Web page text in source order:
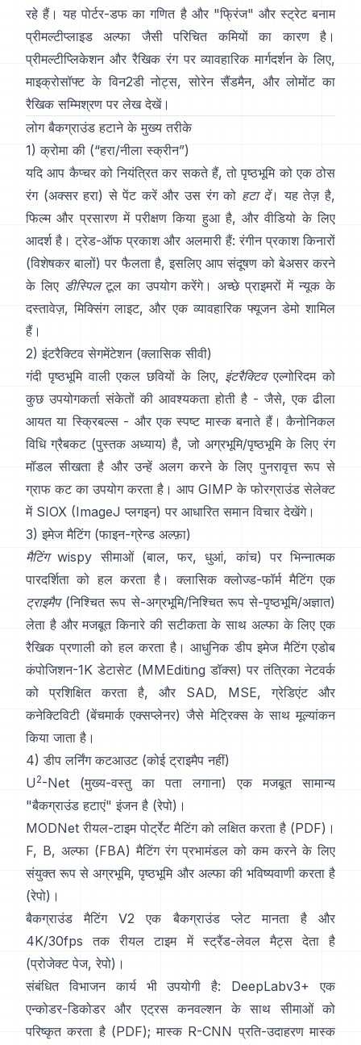
रहे हैं। यहपोर्टर-डफ का गणित है और "फ्रिंज" और स्ट्रेट बनाम
प्रीमल्टीप्लाइड अल्फा जैसी परिचित कमियों का कारण है।
प्रीमल्टीप्लिकेशन और रैखिक रंग पर व्यावहारिक मार्गदर्शन के लिए,
माइक्रोसॉफ्ट के विन2डी नोट्स, सोरेन सैंडमैन, और लोमोंट का
रैखिक सम्मिश्रण पर लेखदेखें।
लोग बैकग्राउंड हटाने के मुख्य तरीके
1) क्रोमा की (“हरा/नीला स्क्रीन”)
यदि आप कैप्चर को नियंत्रित कर सकते हैं, तो पृष्ठभूमि को एक ठोस
रंग (अक्सर हरा) से पेंट करें और उस रंग को हटा दें। यह तेज़ है,
फिल्म और प्रसारण में परीक्षण किया हुआ है, और वीडियो के लिए
आदर्श है। ट्रेड-ऑफ प्रकाश और अलमारी हैं: रंगीन प्रकाश किनारों
(विशेषकर बालों) पर फैलता है, इसलिए आप संदूषण को बेअसर करने
के लिए डीस्पिलटूल का उपयोग करेंगे। अच्छे प्राइमरों मेंन्यूक के
दस्तावेज़, मिक्सिंग लाइट, और एक व्यावहारिक फ्यूजन डेमोशामिल
हैं।
2) इंटरैक्टिव सेगमेंटेशन (क्लासिक सीवी)
गंदी पृष्ठभूमि वाली एकल छवियों के लिए, इंटरैक्टिवएल्गोरिदम को
कुछ उपयोगकर्ता संकेतों की आवश्यकता होती है - जैसे, एक ढीला
आयत या स्क्रिबल्स - और एक स्पष्ट मास्क बनाते हैं। कैनोनिकल
विधि ग्रैबकट (पुस्तक अध्याय) है, जो अग्रभूमि/पृष्ठभूमि के लिए रंग
मॉडल सीखता है और उन्हें अलग करने के लिए पुनरावृत्त रूप से
ग्राफ कट का उपयोग करता है। आप GIMP के फोरग्राउंड सेलेक्ट
में SIOX (ImageJ प्लगइन) पर आधारित समान विचार देखेंगे।
3) इमेज मैटिंग (फाइन-ग्रेन्ड अल्फ़ा)
मैटिंगwispy सीमाओं (बाल, फर, धुआं, कांच) पर भिन्नात्मक
पारदर्शिता को हल करता है। क्लासिक क्लोज्ड-फॉर्म मैटिंग एक
ट्राइमैप(निश्चित रूप से-अग्रभूमि/निश्चित रूप से-पृष्ठभूमि/अज्ञात)
लेता है और मजबूत किनारे की सटीकता के साथ अल्फा के लिए एक
रैखिक प्रणाली को हल करता है। आधुनिक डीप इमेज मैटिंग एडोब
कंपोजिशन-1K डेटासेट (MMEditing डॉक्स) पर तंत्रिका नेटवर्क
को प्रशिक्षित करता है, और
SAD, MSE, ग्रेडिएंट और
कनेक्टिविटी (बेंचमार्क एक्सप्लेनर) जैसे मेट्रिक्स के साथ मूल्यांकन
किया जाता है।
4) डीप लर्निंग कटआउट (कोई ट्राइमैप नहीं)
U 2-Net (मुख्य-वस्तु का पता लगाना) एक मजबूत सामान्य
"बैकग्राउंड हटाएं" इंजन है (रेपो)।
MODNet रीयल-टाइम पोर्ट्रेट मैटिंग को लक्षित करता है (PDF)।
F, B, अल्फा (FBA) मैटिंगरंग प्रभामंडल को कम करने के लिए
संयुक्त रूप से अग्रभूमि, पृष्ठभूमि और अल्फा की भविष्यवाणी करता है
(रेपो)।
बैकग्राउंड मैटिंग V2 एक बैकग्राउंड प्लेट मानता है और
4K/30fps तक रीयल टाइम में स्ट्रैंड-लेवल मैट्स देता है
(प्रोजेक्ट पेज, रेपो)।
संबंधित विभाजन कार्य भी उपयोगी है:
DeepLabv3+ एक
एन्कोडर-डिकोडर और एट्रस कनवल्शन के साथ सीमाओं को
परिष्कृत करता है (PDF); मास्क R-CNN प्रति-उदाहरण मास्क